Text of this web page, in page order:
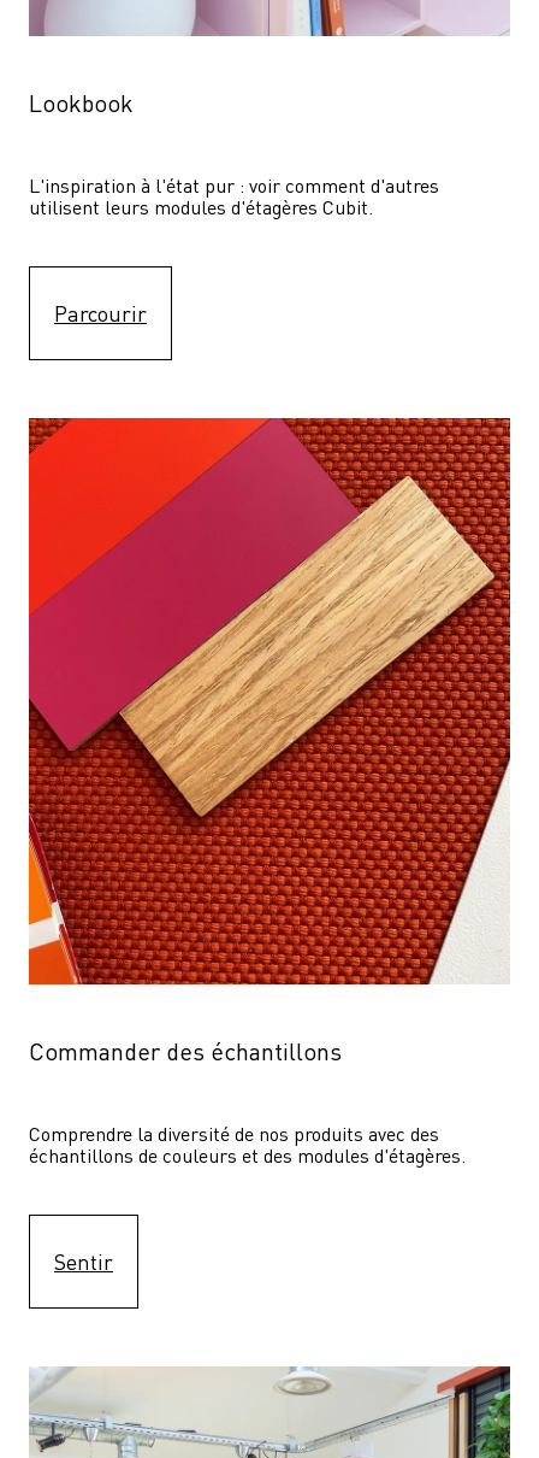
Lookbook
L'inspiration à l'état pur : voir comment d'autres
utilisent leurs modules d'étagères Cubit.
Parcourir
Commander des échantillons
Comprendre la diversité de nos produits avec des
échantillons de couleurs et des modules d'étagères.
Sentir